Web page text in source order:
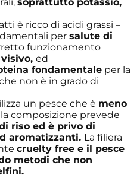
è ricco di acidi grassi –
per salute di
funzionamento
ed
fondamentale per la
non è in grado di
un pesce che è meno
la composizione prevede
riso ed è privo di
aromatizzanti. La filiera
cruelty free e il pesce
metodi che non